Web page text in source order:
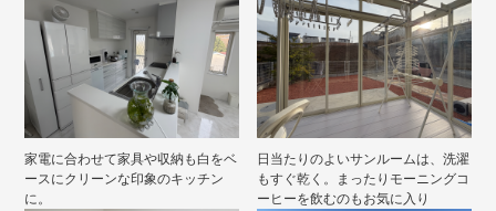
家電に合わせて家具や収納も白をベ
ースにクリーンな印象のキッチン
に。
日当たりのよいサンルームは、洗濯
もすぐ乾く。まったりモーニングコ
ーヒーを飲むのもお気に入り